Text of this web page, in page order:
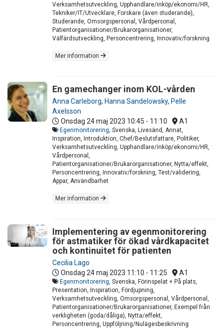
Verksamhetsutveckling, Upphandlare/inköp/ekonomi/HR,
Tekniker/IT/Utvecklare, Forskare (även studerande),
Studerande, Omsorgspersonal, Vårdpersonal,
Patientorganisationer/Brukarorganisationer,
Välfärdsutveckling, Personcentrering, Innovativ/forskning
Mer information
En gamechanger inom KOL-vården
Anna Carleborg, Hanna Sandelowsky, Pelle
Axelsson
Onsdag 24 maj 2023 10:45 - 11:10 A1
Egenmonitorering , Svenska, Livesänd, Annat,
Inspiration, Introduktion, Chef/Beslutsfattare, Politiker,
Verksamhetsutveckling, Upphandlare/inköp/ekonomi/HR,
Vårdpersonal,
Patientorganisationer/Brukarorganisationer, Nytta/effekt,
Personcentrering, Innovativ/forskning, Test/validering,
Appar, Användbarhet
Mer information
Implementering av egenmonitorering
för astmatiker för ökad vårdkapacitet
och kontinuitet för patienten
Cecilia Lago
Onsdag 24 maj 2023 11:10 - 11:25 A1
Egenmonitorering , Svenska, Förinspelat + På plats,
Presentation, Inspiration, Fördjupning,
Verksamhetsutveckling, Omsorgspersonal, Vårdpersonal,
Patientorganisationer/Brukarorganisationer, Exempel från
verkligheten (goda/dåliga), Nytta/effekt,
Personcentrering, Uppföljning/Nulägesbeskrivning